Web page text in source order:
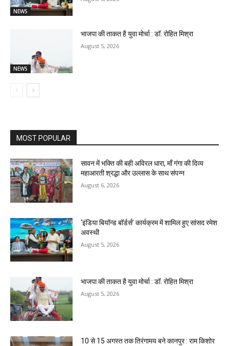
NEWS
NEWS
भाजपा की ताकत है युवा मोर्चा : डॉ. रोहित मिश्रा
August 5, 2026
MOST POPULAR
सावन में भक्ति की बही अविरल धारा, माँ गंगा की दिव्य
महाआरती श्रद्धा और उल्लास के साथ संपन्न
August 6, 2026
‘इंडिया बियॉन्ड बॉर्डर्स’ कार्यक्रम में शामिल हुए सांसद रमेश
अवस्थी
August 5, 2026
भाजपा की ताकत है युवा मोर्चा : डॉ. रोहित मिश्रा
August 5, 2026
10 से 15 अगस्त तक तिरंगामय बने कानपुर : राम किशोर